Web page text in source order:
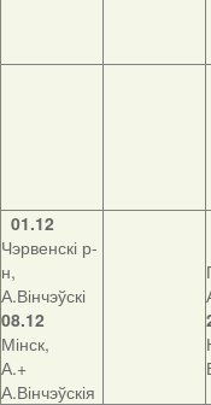
01.12
Чэрвенскі р-
н,
А.Вінчэўскі
08.12
Мінск,
А.+
А.Вінчэўскія